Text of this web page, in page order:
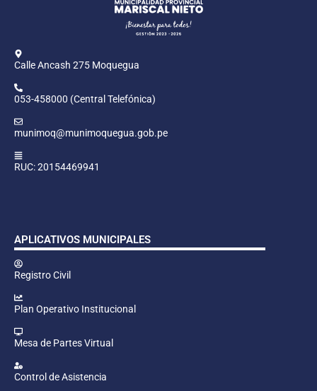
Calle Ancash 275 Moquegua
053-458000 (Central Telefónica)
munimoq@munimoquegua.gob.pe
RUC: 20154469941
APLICATIVOS MUNICIPALES
Registro Civil
Plan Operativo Institucional
Mesa de Partes Virtual
Control de Asistencia